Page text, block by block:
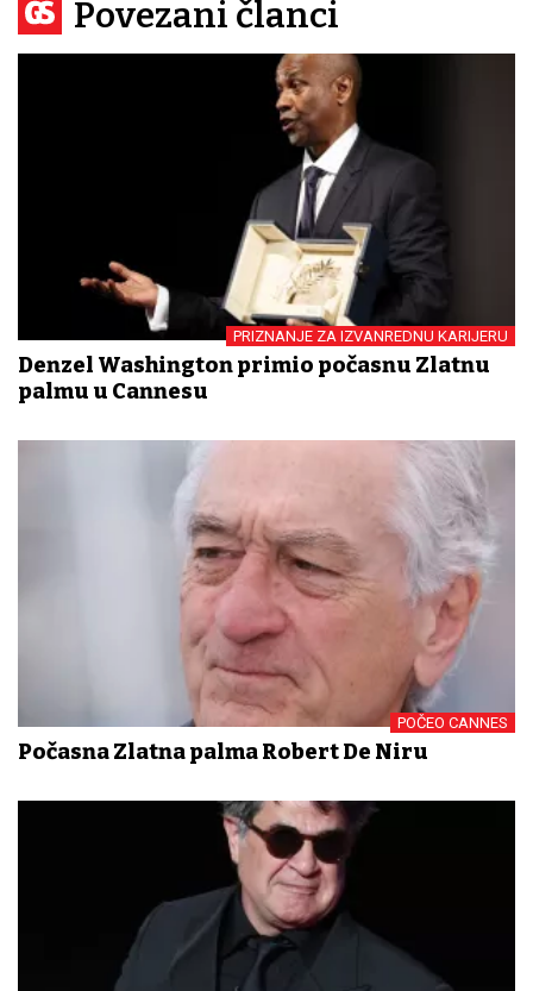
Povezani članci
PRIZNANJE ZA IZVANREDNU KARIJERU
Denzel Washington primio počasnu Zlatnu
palmu u Cannesu
POČEO CANNES
Počasna Zlatna palma Robert De Niru